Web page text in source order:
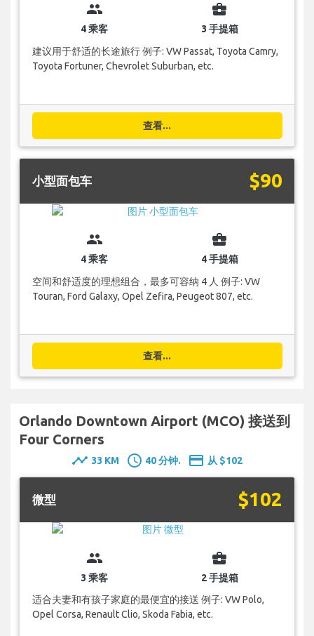
group
4 乘客
business_center
3 手提箱
建议用于舒适的长途旅行 例子: VW Passat, Toyota Camry,
Toyota Fortuner, Chevrolet Suburban, etc.
查看...
小型面包车 $90
group
4 乘客
business_center
4 手提箱
空间和舒适度的理想组合，最多可容纳 4 人 例子: VW
Touran, Ford Galaxy, Opel Zefira, Peugeot 807, etc.
查看...
Orlando Downtown Airport (MCO) 接送到
Four Corners
timeline 33 KM schedule 40 分钟. payment 从 $102
微型 $102
group
3 乘客
business_center
2 手提箱
适合夫妻和有孩子家庭的最便宜的接送 例子: VW Polo,
Opel Corsa, Renault Clio, Skoda Fabia, etc.